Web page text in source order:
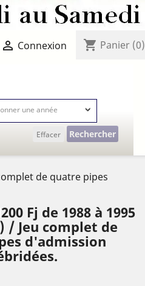
 Connexion shopping_cart Panier (0)
Effacer Rechercher
de quatre pipes
Fj de 1988 à 1995
/ Jeu complet de
d'admission